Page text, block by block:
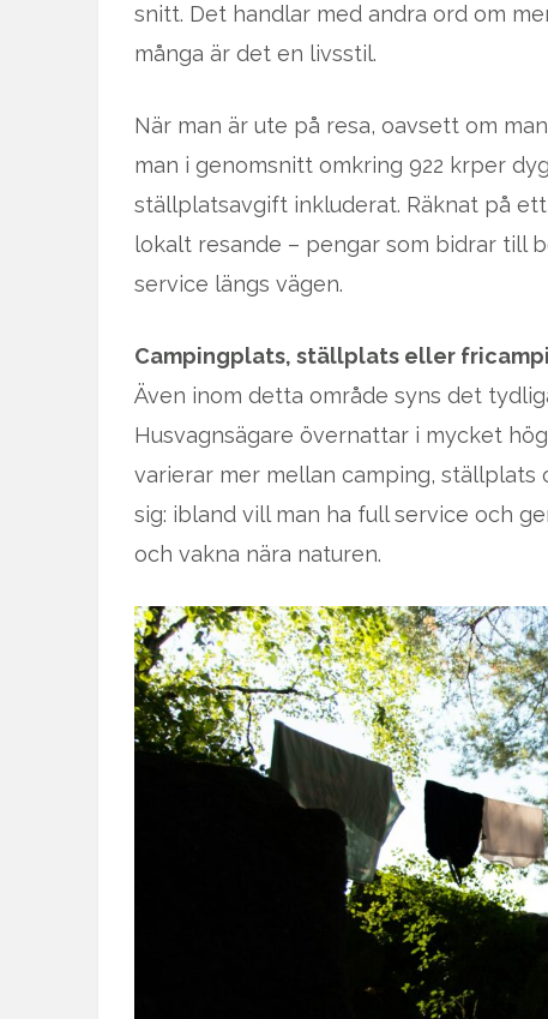
snitt. Det handlar med andra ord om
många är det en livsstil.
När man är ute på resa, oavsett om
man i genomsnitt omkring 922 krper
ställplatsavgift inkluderat. Räknat på
lokalt resande – pengar som bidrar till
service längs vägen.
Campingplats, ställplats eller
Även inom detta område syns det
Husvagnsägare övernattar i mycket
varierar mer mellan camping,
sig: ibland vill man ha full service och
och vakna nära naturen.